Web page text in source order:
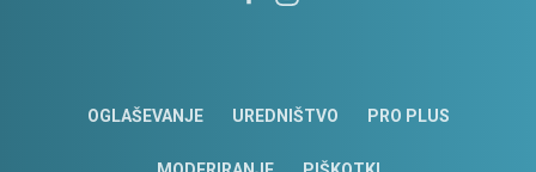
OGLAŠEVANJE UREDNIŠTVO PRO PLUS